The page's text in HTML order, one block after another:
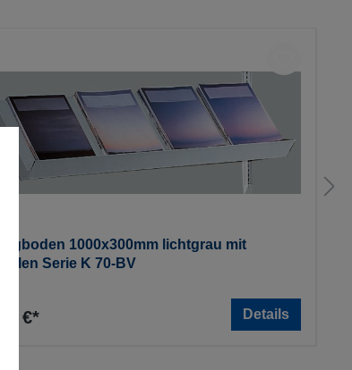
1000x300mm lichtgrau mit
Serie K 70-BV
€* Details